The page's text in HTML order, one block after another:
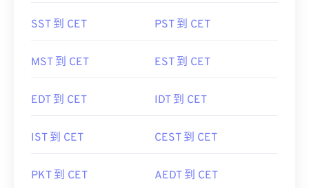
SST 到 CET PST 到 CET
MST 到 CET EST 到 CET
EDT 到 CET IDT 到 CET
IST 到 CET CEST 到 CET
PKT 到 CET AEDT 到 CET